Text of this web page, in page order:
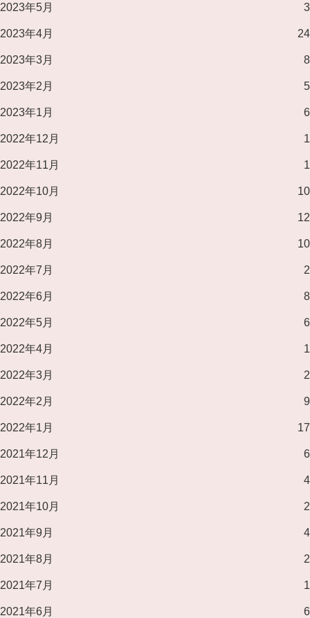
2023年5月 3
2023年4月 24
2023年3月 8
2023年2月 5
2023年1月 6
2022年12月 1
2022年11月 1
2022年10月 10
2022年9月 12
2022年8月 10
2022年7月 2
2022年6月 8
2022年5月 6
2022年4月 1
2022年3月 2
2022年2月 9
2022年1月 17
2021年12月 6
2021年11月 4
2021年10月 2
2021年9月 4
2021年8月 2
2021年7月 1
2021年6月 6